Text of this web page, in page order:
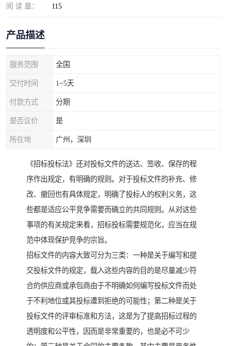
阅 读 量： 115
产品描述
服务范围 全国
交付时间 1~5天
付款方式 分期
是否议价 是
所在地 广州，深圳
《招标投标法》还对投标文件的送达、签收、保存的程
序作出规定，有明确的规则。对于投标文件的补充、修
改、撤回也有具体规定，明确了投标人的权利义务，这
些都是适应公平竞争需要而确立的共同规则。从对这些
事项的有关规定来看，招标投标需要规范化，应当在规
范中体现保护竞争的宗旨。
招标文件的内容大致可分为三类：一种是关于编写和提
交投标文件的规定，载入这些内容的目的是尽量减少符
合的供应商或承包商由于不明确如何编写投标文件而处
于不利地位或其投标遭到拒绝的可能性；第二种是关于
投标文件的评审标准和方法，这是为了提高招标过程的
透明度和公平性，因而是非常重要的，也是必不可少